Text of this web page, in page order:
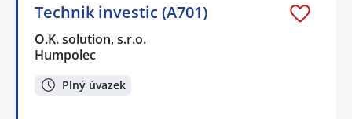
Technik investic (A701)
O.K. solution, s.r.o.
Humpolec
Plný úvazek